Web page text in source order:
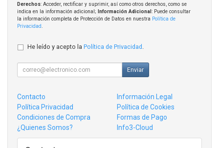
Derechos: Acceder, rectificar y suprimir, así como otros derechos, como se
indica en la información adicional;
Información Adicional : Puede consultar
la información completa de Protección de Datos en nuestra Política de
Privacidad
He leído y acepto la Política de Privacidad
Enviar
Contacto
Información Legal
Política Privacidad
Política de Cookies
Condiciones de Compra
Formas de Pago
¿Quienes Somos?
Info3-Cloud